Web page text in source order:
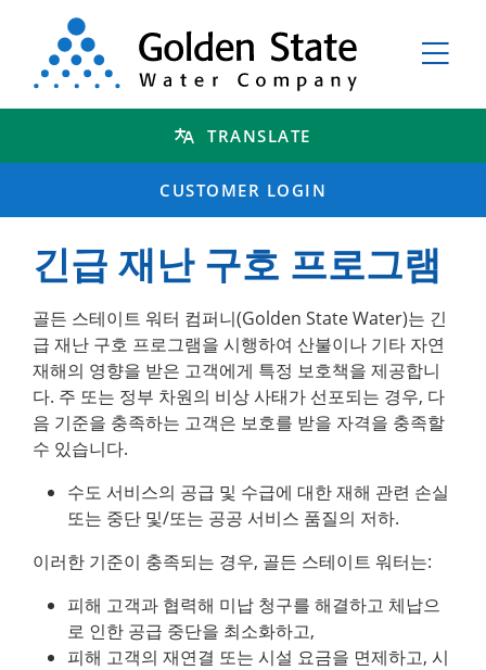
TRANSLATE
CUSTOMER LOGIN
긴급 재난 구호 프로그램
골든 스테이트 워터 컴퍼니(Golden State Water)는 긴
급 재난 구호 프로그램을 시행하여 산불이나 기타 자연
재해의 영향을 받은 고객에게 특정 보호책을 제공합니
다. 주 또는 정부 차원의 비상 사태가 선포되는 경우, 다
음 기준을 충족하는 고객은 보호를 받을 자격을 충족할
수 있습니다.
수도 서비스의 공급 및 수급에 대한 재해 관련 손실
또는 중단 및/또는 공공 서비스 품질의 저하.
이러한 기준이 충족되는 경우, 골든 스테이트 워터는:
피해 고객과 협력해 미납 청구를 해결하고 체납으
로 인한 공급 중단을 최소화하고,
피해 고객의 재연결 또는 시설 요금을 면제하고, 시